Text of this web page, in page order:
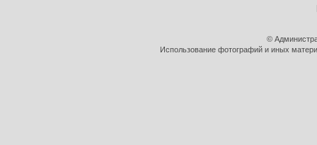
©
Использование фотографий и иных